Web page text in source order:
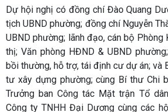
Dự hội nghị có đồng chí Đào Quang
tịch UBND phường; đồng chí Nguyễn
UBND phường; lãnh đạo, cán bộ Phòng
thị; Văn phòng HĐND & UBND
bồi thường, hỗ trợ, tái định cư dự án; và
tư xây dựng phường; cùng Bí thư Chi
Trưởng ban Công tác Mặt trận Tổ
Công ty TNHH Đại Dương cùng các